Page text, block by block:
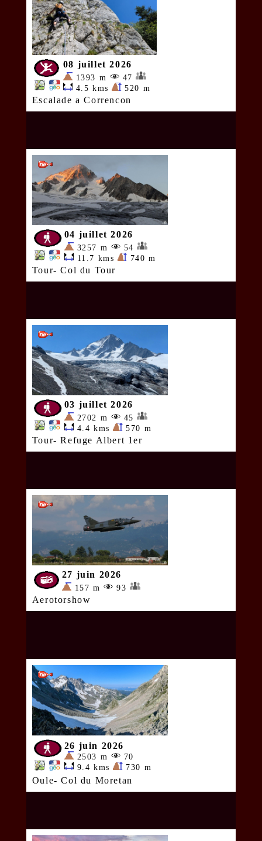
08 juillet 2026
1393 m
47
4.5 kms
520 m
Escalade a Correncon
04 juillet 2026
3257 m
54
11.7 kms
740 m
Tour- Col du Tour
03 juillet 2026
2702 m
45
4.4 kms
570 m
Tour- Refuge Albert 1er
27 juin 2026
157 m 93
Aerotorshow
26 juin 2026
2503 m
70
9.4 kms
730 m
Oule- Col du Moretan